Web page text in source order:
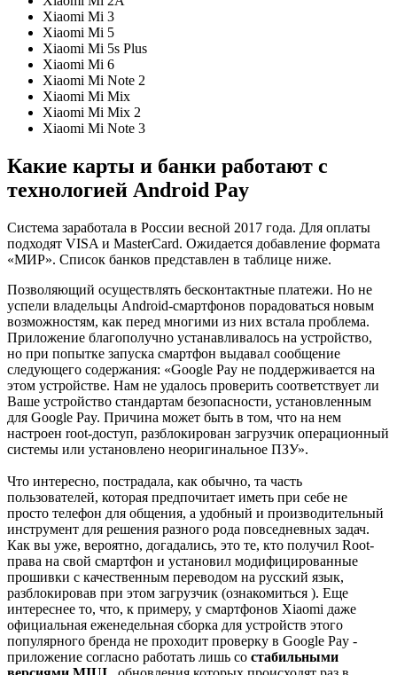
Xiaomi Mi 3
Xiaomi Mi 5
Xiaomi Mi 5s Plus
Xiaomi Mi 6
Xiaomi Mi Note 2
Xiaomi Mi Mix
Xiaomi Mi Mix 2
Xiaomi Mi Note 3
Какие карты и банки работают с
технологией Android Pay
Система заработала в России весной 2017 года. Для оплаты
подходят VISA и MasterCard. Ожидается добавление формата
«МИР». Список банков представлен в таблице ниже.
Позволяющий осуществлять бесконтактные платежи. Но не
успели владельцы Android-смартфонов порадоваться новым
возможностям, как перед многими из них встала проблема.
Приложение благополучно устанавливалось на устройство,
но при попытке запуска смартфон выдавал сообщение
следующего содержания: «Google Pay не поддерживается на
этом устройстве. Нам не удалось проверить соответствует ли
Ваше устройство стандартам безопасности, установленным
для Google Pay. Причина может быть в том, что на нем
настроен root-доступ, разблокирован загрузчик операционный
системы или установлено неоригинальное ПЗУ».
Что интересно, пострадала, как обычно, та часть
пользователей, которая предпочитает иметь при себе не
просто телефон для общения, а удобный и производительный
инструмент для решения разного рода повседневных задач.
Как вы уже, вероятно, догадались, это те, кто получил Root-
права на свой смартфон и установил модифицированные
прошивки с качественным переводом на русский язык,
разблокировав при этом загрузчик (ознакомиться ). Еще
интереснее то, что, к примеру, у смартфонов Xiaomi даже
официальная еженедельная сборка для устройств этого
популярного бренда не проходит проверку в Google Pay -
приложение согласно работать лишь со стабильными